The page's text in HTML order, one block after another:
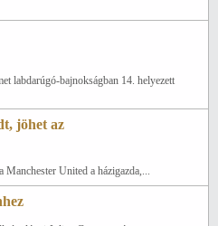
labdarúgó-bajnokságban 14. helyezett
jöhet az
United a házigazda,...